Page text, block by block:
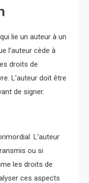
lie un auteur à un
l’auteur cède à
droits de
L’auteur doit être
de signer.
L’auteur
ou si
les droits de
ces aspects